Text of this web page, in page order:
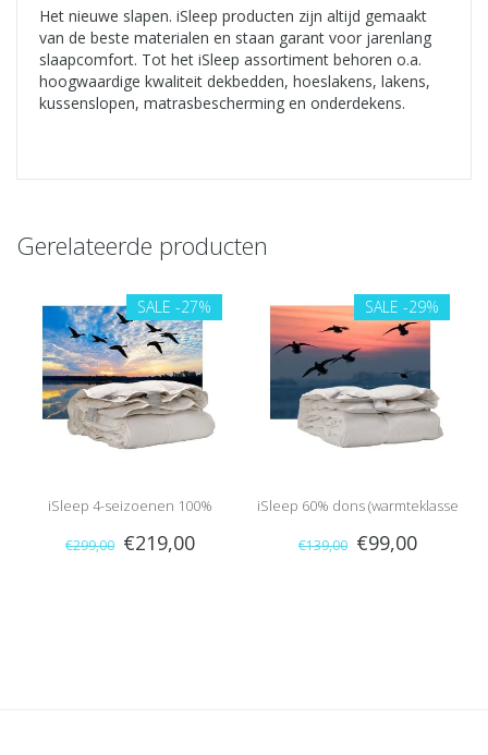
Het nieuwe slapen. iSleep producten zijn altijd gemaakt
van de beste materialen en staan garant voor jarenlang
slaapcomfort. Tot het iSleep assortiment behoren o.a.
hoogwaardige kwaliteit dekbedden, hoeslakens, lakens,
kussenslopen, matrasbescherming en onderdekens.
Gerelateerde producten
SALE -27%
iSleep 4-seizoenen 100%
Eendendons
€299,00 €219,00
SALE -29%
iSleep 60% dons (warmteklasse
2)
€139,00 €99,00